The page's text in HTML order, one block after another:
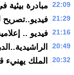
22:09 مبادرة بيئية
21:29
21:16 فيديو ..
20:49 الراشيدية..الدرك
20:32 الملك يهنيء